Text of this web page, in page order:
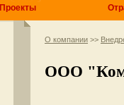
Проекты
О компании >>
ООО